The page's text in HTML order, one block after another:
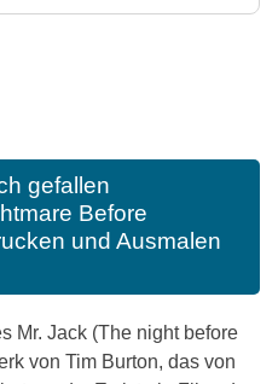
gefallen
Before
und Ausmalen
Mr. Jack (The night before
von Tim Burton, das von